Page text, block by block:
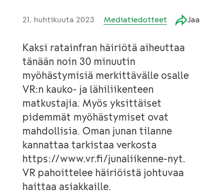
21. huhtikuuta 2023 Mediatiedotteet Jaa
Kaksi ratainfran häiriötä aiheuttaa
tänään noin 30 minuutin
myöhästymisiä merkittävälle osalle
VR:n kauko- ja lähiliikenteen
matkustajia. Myös yksittäiset
pidemmät myöhästymiset ovat
mahdollisia. Oman junan tilanne
kannattaa tarkistaa verkosta
https://www.vr.fi/junaliikenne-nyt.
VR pahoittelee häiriöistä johtuvaa
haittaa asiakkaille.